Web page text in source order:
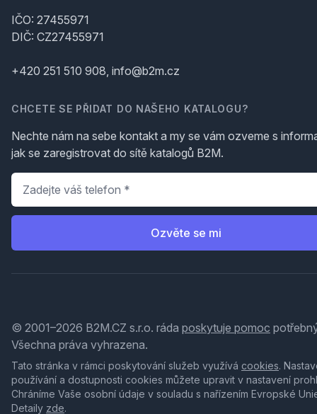
IČO: 27455971
DIČ: CZ27455971
+420 251 510 908, info@b2m.cz
CHCETE SE PŘIDAT DO NAŠEHO KATALOGU?
Nechte nám na sebe kontakt a my se vám ozveme s
jak se zaregistrovat do sítě katalogů B2M.
Telefon
Ozvěte se mi
© 2001–2026 B2M.CZ s.r.o. ráda poskytuje pomoc
Všechna práva vyhrazena.
Tato stránka v rámci poskytování služeb využívá cookies.
používání a dostupnosti cookies můžete upravit v nastavení
Chráníme Vaše osobní údaje v souladu s nařízením Evropské
Detaily zde.